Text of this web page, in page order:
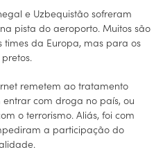
e Uzbequistão sofreram
pista do aeroporto. Muitos são
da Europa, mas para os
remetem ao tratamento
com droga no país, ou
o terrorismo. Aliás, foi com
a participação do